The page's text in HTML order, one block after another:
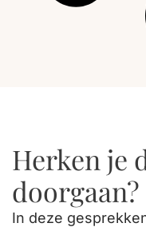
Herken je
doorgaan?
In deze